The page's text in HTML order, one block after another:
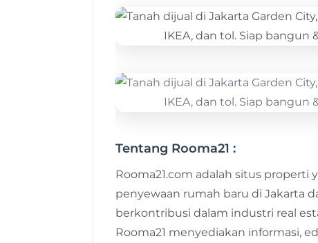
Tentang Rooma21 :
Rooma21.com adalah situs properti
penyewaan rumah baru di Jakarta
berkontribusi dalam industri real
Rooma21 menyediakan informasi,